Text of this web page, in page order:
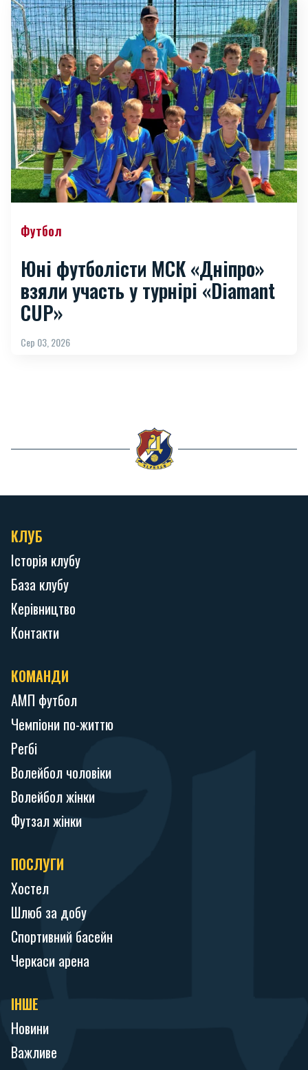
Футбол
Юні футболісти МСК «Дніпро»
взяли участь у турнірі «Diamant
CUP»
Сер 03, 2026
КЛУБ
Історія клубу
База клубу
Керівництво
Контакти
КОМАНДИ
АМП футбол
Чемпіони по-життю
Регбі
Волейбол чоловіки
Волейбол жінки
Футзал жінки
ПОСЛУГИ
Хостел
Шлюб за добу
Спортивний басейн
Черкаси арена
ІНШЕ
Новини
Важливе